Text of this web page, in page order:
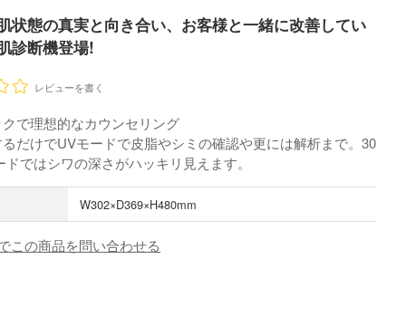
析機・カウンセリング
の商品を見る
状態の真実と向き合い、お客様と一緒に改善してい
診断機登場!
レビューを書く
で理想的なカウンセリング
だけでUVモードで皮脂やシミの確認や更には解析まで。30
ではシワの深さがハッキリ見えます。
W302×D369×H480mm
この商品を問い合わせる